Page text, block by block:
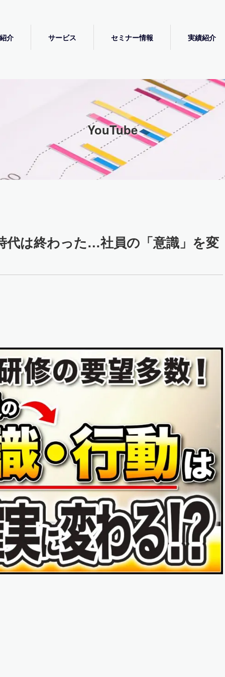
介 サービス セミナー情報 実績紹介
YouTube
代は終わった…社員の「意識」を変